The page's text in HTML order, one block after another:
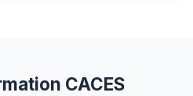
CACES